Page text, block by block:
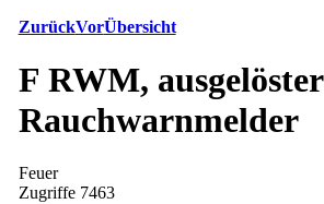
ZurückVorÜbersicht
F RWM, ausgelöster
Rauchwarnmelder
Feuer
Zugriffe 7463